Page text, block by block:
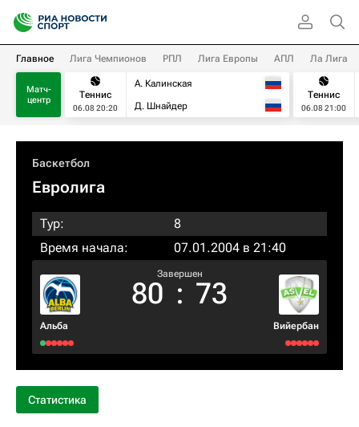
Главное Лига Чемпионов РПЛ Лига Европы АПЛ Ла Лига
Матч-
центр
Теннис
06.08 20:20
А. Калинская
Д. Шнайдер
Теннис
06.08 21:00
Баскетбол
Евролига
Тур:
8
Время начала:
07.01.2004 в 21:40
Альба
Завершен
80 : 73
Вийербан
Статистика